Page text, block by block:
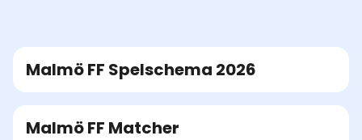
Malmö FF Spelschema 2026
Malmö FF Matcher